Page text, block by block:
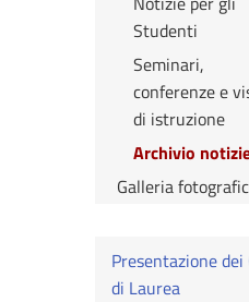
Studenti
Seminari,
conferenze e
di istruzione
Archivio
Galleria
Presentazione dei
di Laurea